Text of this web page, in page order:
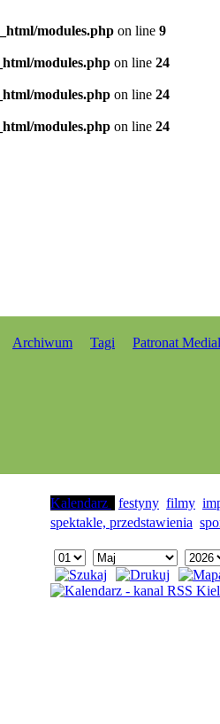
modules.php on line 9
modules.php on line 24
modules.php on line 24
modules.php on line 24
Archiwum Tagi Patronat
Kalendarz festyny filmy
spektakle, przedstawienia